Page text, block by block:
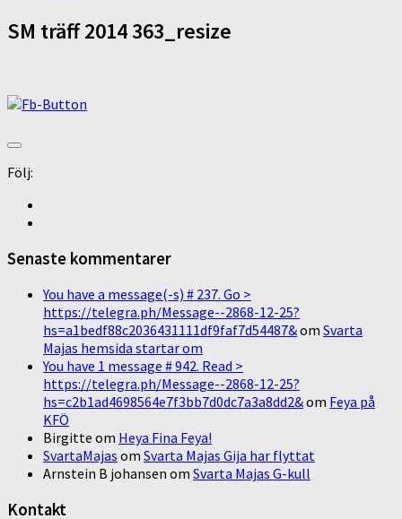
SM träff 2014 363_resize
Följ:
Senaste kommentarer
You have a message(-s) # 237. Go >
https://telegra.ph/Message--2868-12-25?
hs=a1bedf88c2036431111df9faf7d54487&om Svarta
Majas hemsida startar om
You have 1 message # 942. Read >
https://telegra.ph/Message--2868-12-25?
hs=c2b1ad4698564e7f3bb7d0dc7a3a8dd2&om Feya på
KFÖ
Birgitte om Heya Fina Feya!
SvartaMajas om Svarta Majas Gija har flyttat
Arnstein B johansen om Svarta Majas G-kull
Kontakt